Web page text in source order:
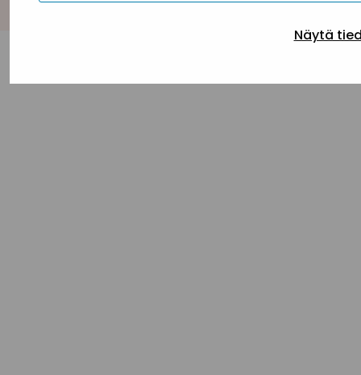
Näytä